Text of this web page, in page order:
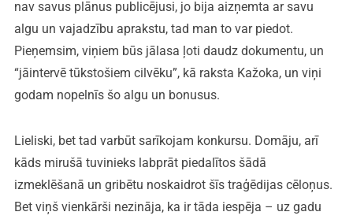
nav savus plānus publicējusi, jo bija aizņemta ar savu
algu un vajadzību aprakstu, tad man to var piedot.
Pieņemsim, viņiem būs jālasa ļoti daudz dokumentu, un
“jāintervē tūkstošiem cilvēku”, kā raksta Kažoka, un viņi
godam nopelnīs šo algu un bonusus.
Lieliski, bet tad varbūt sarīkojam konkursu. Domāju, arī
kāds mirušā tuvinieks labprāt piedalītos šādā
izmeklēšanā un gribētu noskaidrot šīs traģēdijas cēloņus.
Bet viņš vienkārši nezināja, ka ir tāda iespēja – uz gadu